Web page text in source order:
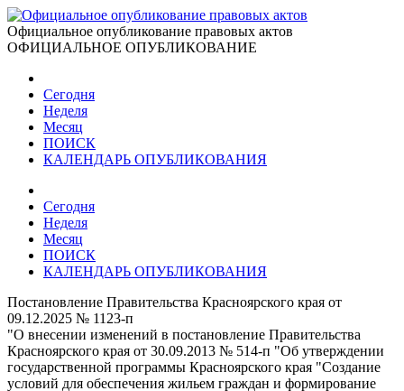
Официальное опубликование правовых актов
ОФИЦИАЛЬНОЕ ОПУБЛИКОВАНИЕ
Сегодня
Неделя
Месяц
ПОИСК
КАЛЕНДАРЬ ОПУБЛИКОВАНИЯ
Сегодня
Неделя
Месяц
ПОИСК
КАЛЕНДАРЬ ОПУБЛИКОВАНИЯ
Постановление Правительства Красноярского края от
09.12.2025 № 1123-п
"О внесении изменений в постановление Правительства
Красноярского края от 30.09.2013 № 514-п "Об утверждении
государственной программы Красноярского края "Создание
условий для обеспечения жильем граждан и формирование